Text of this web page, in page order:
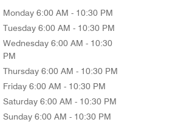
Monday 6:00 AM - 10:30 PM
Tuesday 6:00 AM - 10:30 PM
Wednesday 6:00 AM - 10:30
PM
Thursday 6:00 AM - 10:30 PM
Friday 6:00 AM - 10:30 PM
Saturday 6:00 AM - 10:30 PM
Sunday 6:00 AM - 10:30 PM